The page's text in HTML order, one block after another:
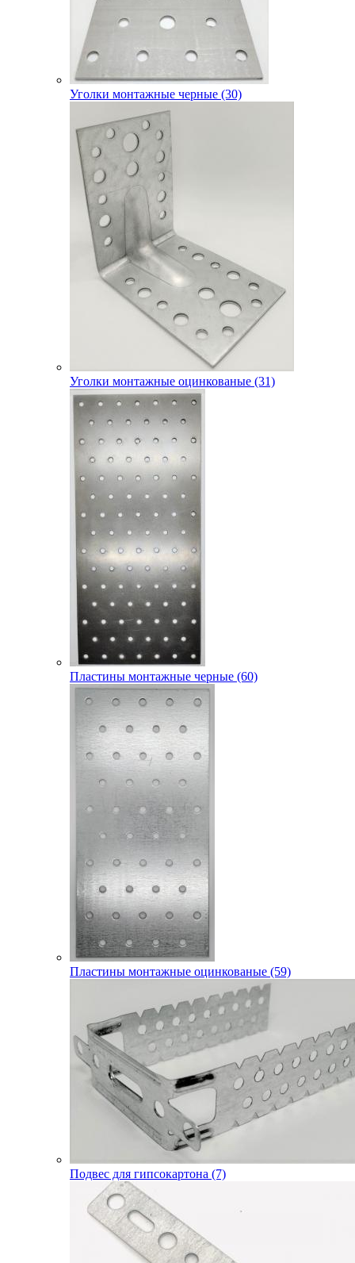
Уголки монтажные черные (30)
Уголки монтажные оцинкованые (31)
Пластины монтажные черные (60)
Пластины монтажные оцинкованые (59)
Подвес для гипсокартона (7)